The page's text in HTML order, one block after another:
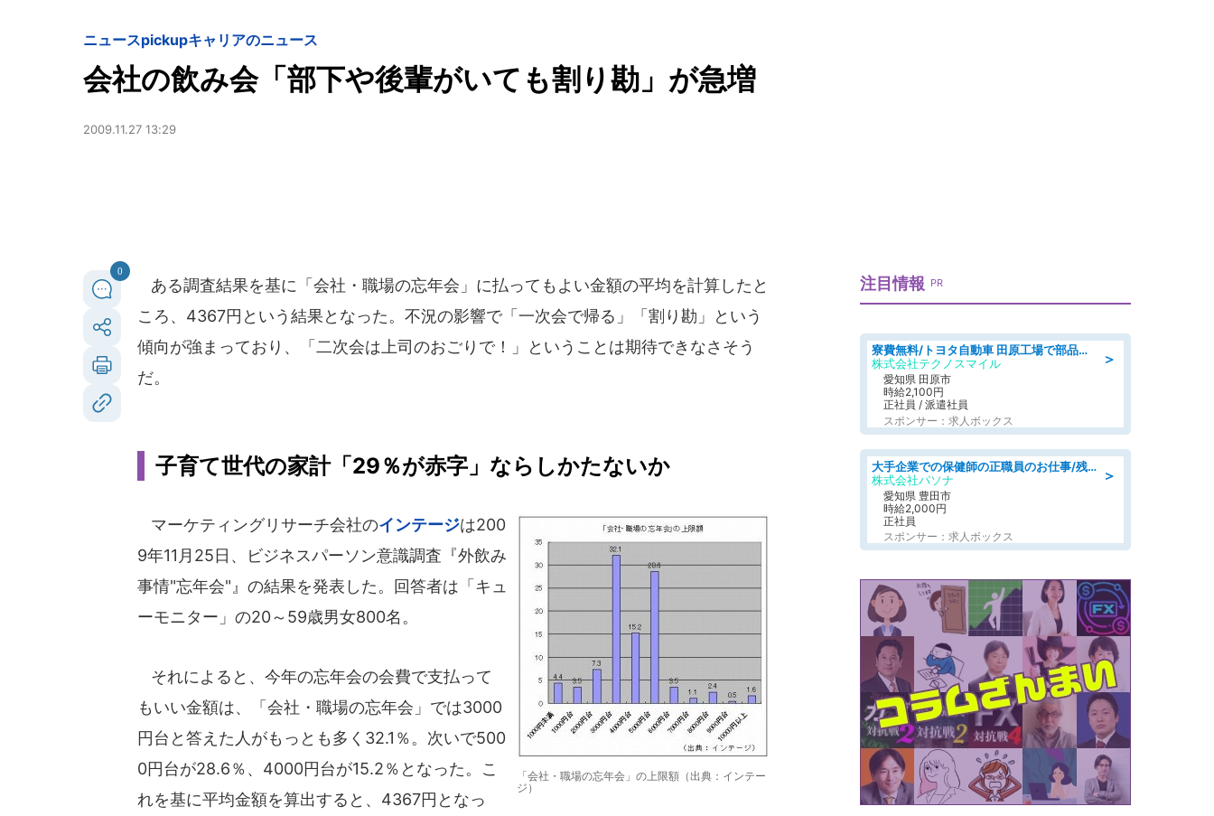
ニュースpickupキャリアのニュース
会社の飲み会「部下や後輩がいても割り勘」が急増
2009.11.27 13:29
0
ある調査結果を基に「会社・職場の忘年会」に払ってもよい金額の平均を計算したと
ころ、4367円という結果となった。不況の影響で「一次会で帰る」「割り勘」という
傾向が強まっており、「二次会は上司のおごりで！」ということは期待できなさそう
だ。
子育て世代の家計「29％が赤字」ならしかたないか
「会社・職場の忘年会」の上限額（出典：インテー
ジ）
マーケティングリサーチ会社のインテージは200
9年11月25日、ビジネスパーソン意識調査『外飲み
事情"忘年会"』の結果を発表した。回答者は「キュ
ーモニター」の20～59歳男女800名。
それによると、今年の忘年会の会費で支払って
もいい金額は、「会社・職場の忘年会」では3000
円台と答えた人がもっとも多く32.1％。次いで500
0円台が28.6％、4000円台が15.2％となった。こ
れを基に平均金額を算出すると、4367円となっ
注目情報 PR
＞
寮費無料/トヨタ自動車 田原工場で部品の組立製造/tutumi
株式会社テクノスマイル
愛知県 田原市
時給2,100円
正社員 / 派遣社員
スポンサー：求人ボックス
＞
大手企業での保健師の正職員のお仕事/残業なし/要資格:保健師
株式会社パソナ
愛知県 豊田市
時給2,000円
正社員
スポンサー：求人ボックス